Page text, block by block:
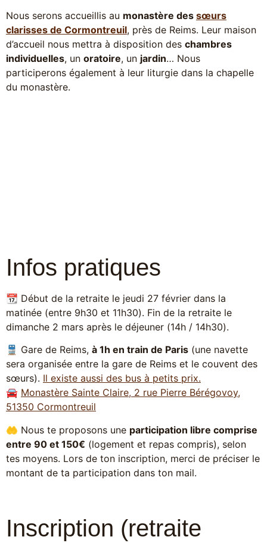
Nous serons accueillis au monastère des sœurs
clarisses de Cormontreuil, près de Reims. Leur maison
d’accueil nous mettra à disposition des chambres
individuelles, un oratoire, un jardin… Nous
participerons également à leur liturgie dans la chapelle
du monastère.
Infos pratiques
📆 Début de la retraite le jeudi 27 février dans la
matinée (entre 9h30 et 11h30). Fin de la retraite le
dimanche 2 mars après le déjeuner (14h / 14h30).
🚆 Gare de Reims, à 1h en train de Paris (une navette
sera organisée entre la gare de Reims et le couvent des
sœurs). Il existe aussi des bus à petits prix.
🚘 Monastère Sainte Claire, 2 rue Pierre Bérégovoy,
51350 Cormontreuil
🤲 Nous te proposons une participation libre comprise
entre 90 et 150€ (logement et repas compris), selon
tes moyens. Lors de ton inscription, merci de préciser le
montant de ta participation dans ton mail.
Inscription (retraite